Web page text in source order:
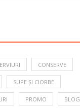
CONSERVE
SUPE ȘI CIORBE
PROMO BLOG